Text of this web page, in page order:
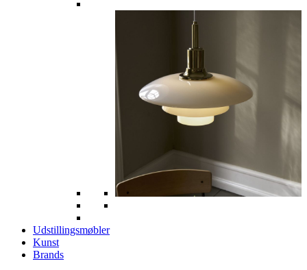
Udstillingsmøbler
Kunst
Brands